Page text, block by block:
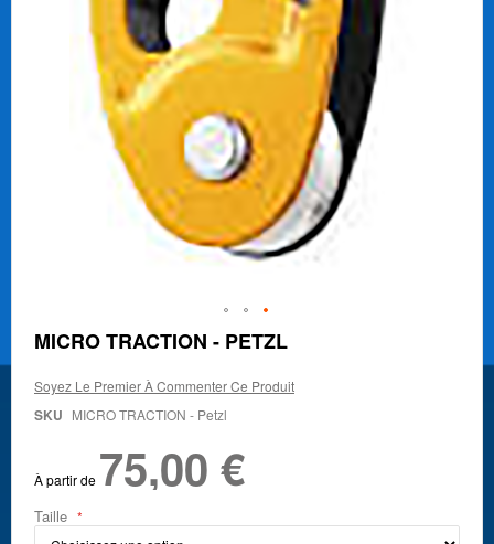
Skip
to
beginning
of
MICRO TRACTION - PETZL
Soyez Le Premier À Commenter Ce Produit
SKU MICRO TRACTION - Petzl
À partir de 75,00 €
Taille